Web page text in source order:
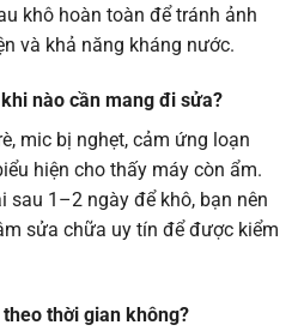
khô hoàn toàn để tránh ảnh
và khả năng kháng nước.
nào cần mang đi sửa?
mic bị nghẹt, cảm ứng loạn
hiện cho thấy máy còn ẩm.
sau 1–2 ngày để khô, bạn nên
sửa chữa uy tín để được kiểm
thời gian không?